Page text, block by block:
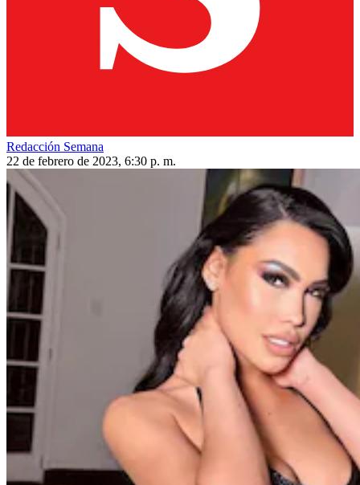
Redacción Semana
22 de febrero de 2023, 6:30 p. m.